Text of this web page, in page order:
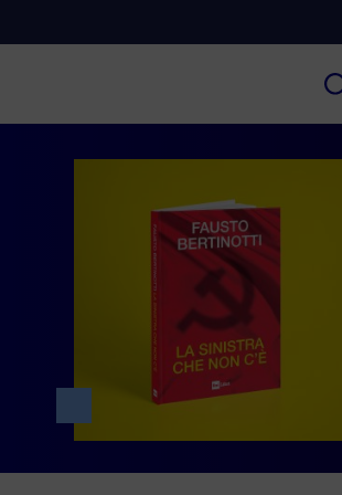
Storia e molto altro.
scuole secondarie di I e II grado,
i Docenti e l’istruzione degli